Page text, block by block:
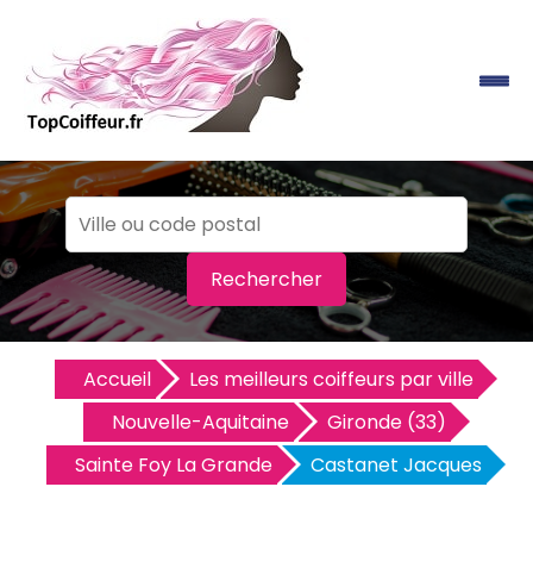
Rechercher
Accueil
Les meilleurs coiffeurs par ville
Nouvelle-Aquitaine
Gironde (33)
Sainte Foy La Grande
Castanet Jacques